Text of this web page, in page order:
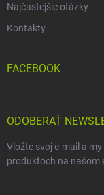
Najčastejšie otázky
Kontakty
FACEBOOK
ODOBERAŤ
Vložte svoj e-mail a
produktoch na našom